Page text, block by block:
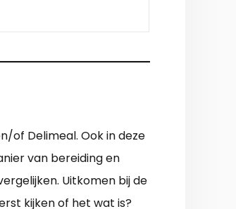
of Delimeal. Ook in deze
van bereiding en
Uitkomen bij de
kijken of het wat is?